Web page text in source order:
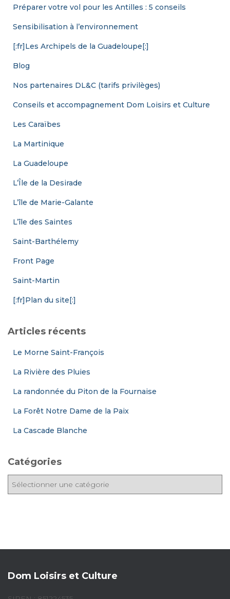
Préparer votre vol pour les Antilles : 5 conseils
Sensibilisation à l’environnement
[:fr]Les Archipels de la Guadeloupe[:]
Blog
Nos partenaires DL&C (tarifs privilèges)
Conseils et accompagnement Dom Loisirs et Culture
Les Caraïbes
La Martinique
La Guadeloupe
L’Île de la Desirade
L’île de Marie-Galante
L’île des Saintes
Saint-Barthélemy
Front Page
Saint-Martin
[:fr]Plan du site[:]
Articles récents
Le Morne Saint-François
La Rivière des Pluies
La randonnée du Piton de la Fournaise
La Forêt Notre Dame de la Paix
La Cascade Blanche
Catégories
r
e
s
Dom Loisirs et Culture